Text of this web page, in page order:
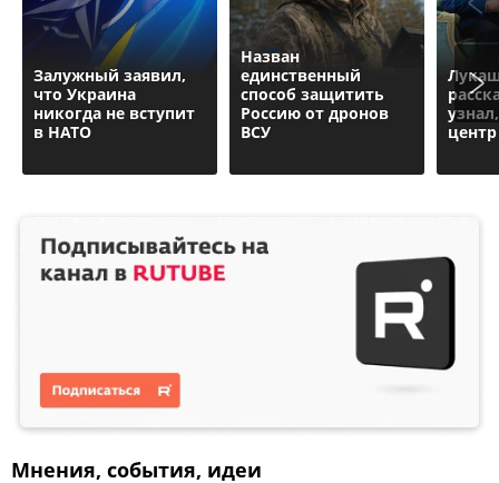
Залужный заявил,
что Украина
никогда не вступит
в НАТО
Назван
единственный
способ защитить
Россию от дронов
ВСУ
Мнения, события, идеи